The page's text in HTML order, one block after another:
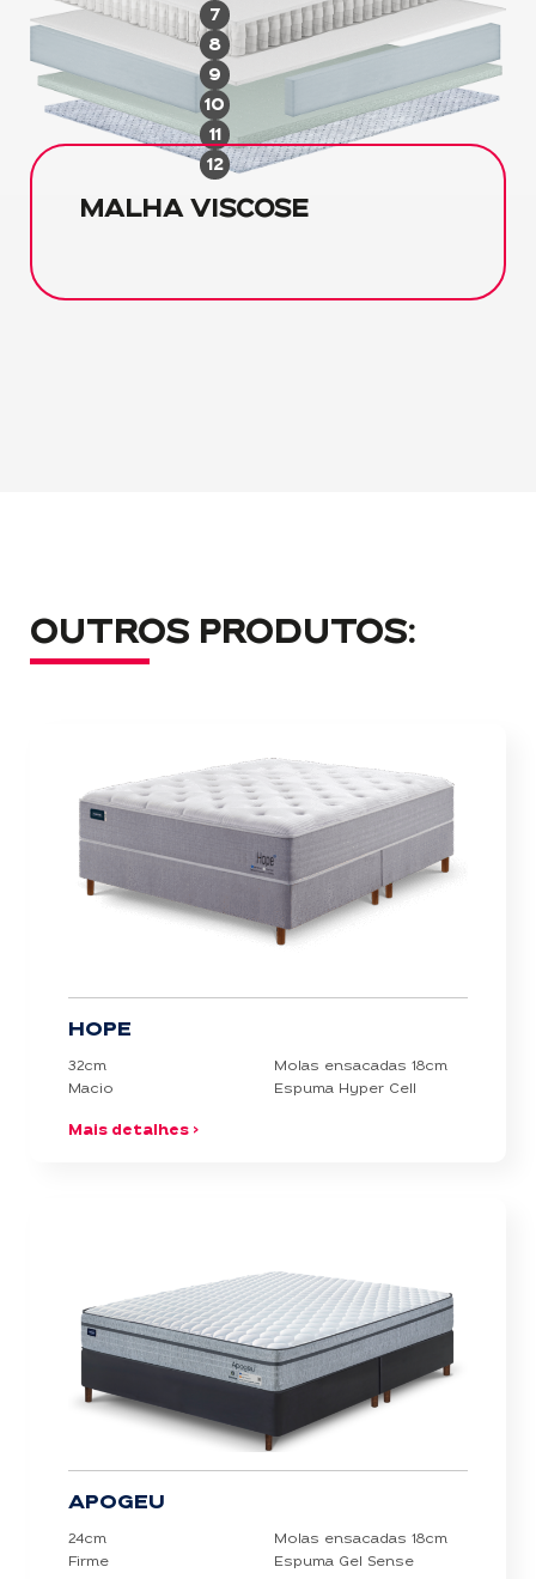
7
8
9
10
11
12
MALHA VISCOSE
OUTROS PRODUTOS:
HOPE
32cm
Macio
Molas ensacadas 18cm
Espuma Hyper Cell
Mais detalhes >
APOGEU
24cm
Firme
Molas ensacadas 18cm
Espuma Gel Sense